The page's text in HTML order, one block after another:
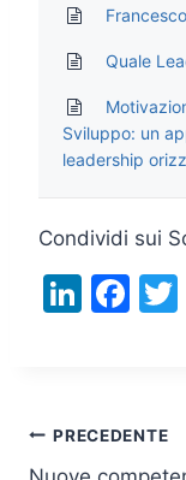
Quale
Sviluppo: un
leadership
Condividi sui
Li
dI
F
b
PRECEDENTE